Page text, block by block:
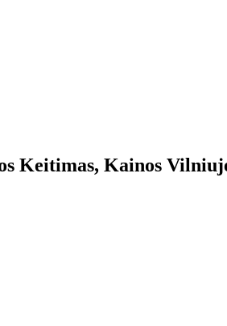
Keitimas, Kainos